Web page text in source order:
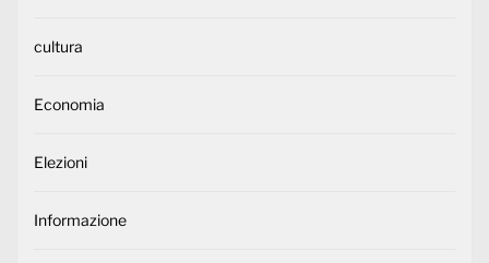
cultura
Economia
Elezioni
Informazione